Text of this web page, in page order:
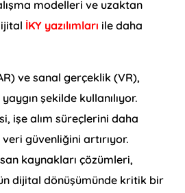
modelleri ve uzaktan
İKY yazılımları ile daha
ve sanal gerçeklik (VR),
şekilde kullanılıyor.
işe alım süreçlerini daha
güvenliğini artırıyor.
kaynakları çözümleri,
dijital dönüşümünde kritik bir